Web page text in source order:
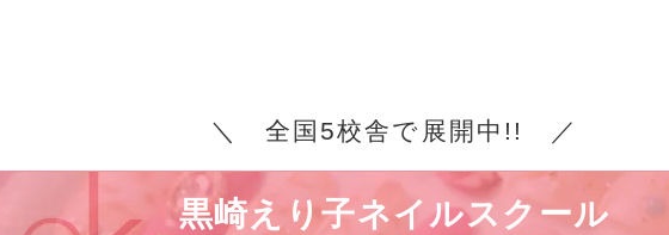
＼ 全国5校舎で展開中!! ／
黒崎えり子ネイルスクール